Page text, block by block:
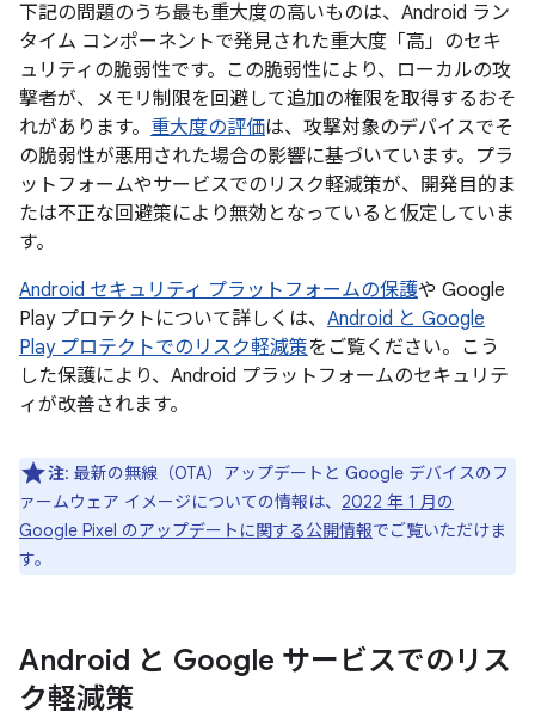
下記の問題のうち最も重大度の高いものは、Android ラン
タイム コンポーネントで発見された重大度「高」のセキ
ュリティの脆弱性です。この脆弱性により、ローカルの攻
撃者が、メモリ制限を回避して追加の権限を取得するおそ
れがあります。 重大度の評価は、攻撃対象のデバイスでそ
の脆弱性が悪用された場合の影響に基づいています。プラ
ットフォームやサービスでのリスク軽減策が、開発目的ま
たは不正な回避策により無効となっていると仮定していま
す。
Android セキュリティ プラットフォームの保護や Google
Play プロテクトについて詳しくは、 Android と Google
Play プロテクトでのリスク軽減策をご覧ください。こう
した保護により、Android プラットフォームのセキュリテ
ィが改善されます。
注: 最新の無線（OTA）アップデートと Google デバイスのフ
ァームウェア イメージについての情報は、 2022 年 1 月の
Google Pixel のアップデートに関する公開情報でご覧いただけま
す。
Android と Google サービスでのリス
ク軽減策